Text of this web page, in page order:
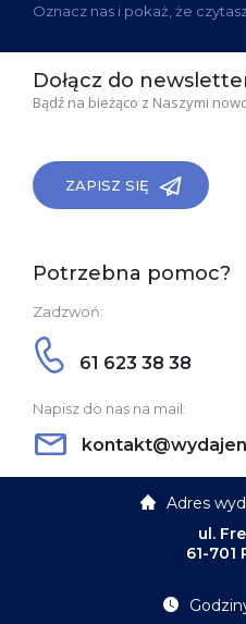
Oznacz nas i pokaż, że
Dołącz do
Bądź na bieżąco z Naszymi
ZAPISZ SIĘ
Potrzebna pomoc?
Zadzwoń:
61 623 38 38
Napisz do nas na mail:
Adres
ul.
61-701